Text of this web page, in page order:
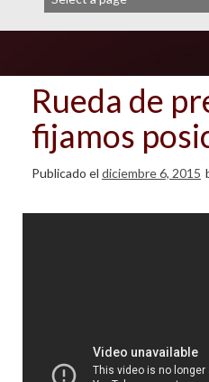
Rueda de
fijamos
Publicado el diciembre 6, 2015